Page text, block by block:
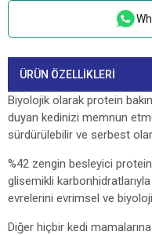
ÜRÜN ÖZELLIKLERI
Biyolojik olarak protein
duyan kedinizi memnun
sürdürülebilir ve serbest
%42 zengin besleyici protein
glisemikli
evrelerini evrimsel ve
Diğer hiçbir kedi